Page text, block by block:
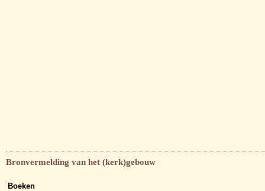
Bronvermelding van het (kerk)gebouw
Boeken